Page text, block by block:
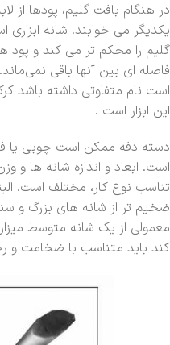
در هنگام بافت گلیم، پود‌ها از
یکدیگر می خوابند. شانه
گلیم را محکم تر می کند و پود
فاصله ای بین آنها باقی
است نام متفاوتی داشته باشد
این ابزار است .
دسته دفه ممکن است چوبی یا
است. ابعاد و اندازه شانه ها و
تناسب نوع کار، مختلف است.
ضخیم تر از شانه های بزرگ و
معمولی از یک شانه متوسط
کند باید متناسب با ضخامت و